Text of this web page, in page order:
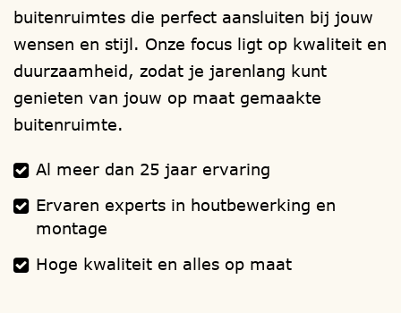
Verwijzingen:funderingen,houtsoorten,
ramen ,deuren,isolatie, dakbedekking,
dakgoten,schilderwerk,montage
handleiding .
buitenruimtes die perfect aansluiten bij jouw
wensen en stijl. Onze focus ligt op kwaliteit en
duurzaamheid, zodat je jarenlang kunt
genieten van jouw op maat gemaakte
buitenruimte.
Al meer dan 25 jaar ervaring
Ervaren experts in houtbewerking en
montage
Hoge kwaliteit en alles op maat